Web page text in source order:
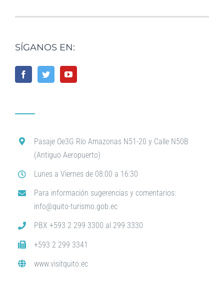
SÍGANOS EN:
Pasaje Oe3G Río Amazonas N51-20 y Calle N50B
(Antiguo Aeropuerto)
Lunes a Viernes de 08:00 a 16:30
Para información sugerencias y comentarios:
info@quito-turismo.gob.ec
PBX +593 2 299 3300 al 299 3330
+593 2 299 3341
www.visitquito.ec